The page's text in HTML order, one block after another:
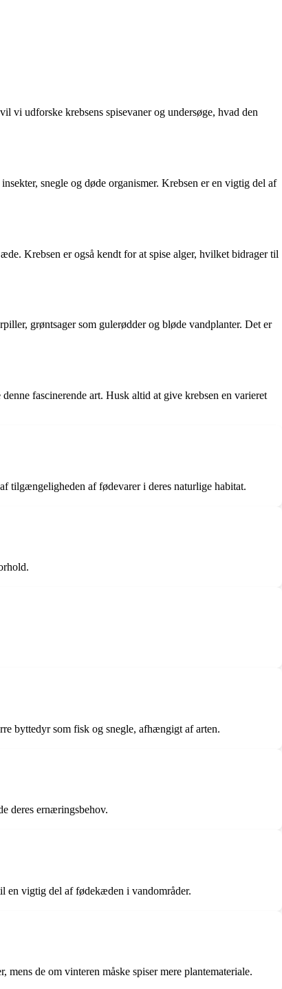
vi udforske krebsens spisevaner og undersøge, hvad den
snegle og døde organismer. Krebsen er en vigtig del af
Krebsen er også kendt for at spise alger, hvilket bidrager til
grøntsager som gulerødder og bløde vandplanter. Det er
fascinerende art. Husk altid at give krebsen en varieret
tilgængeligheden af ​​fødevarer i deres naturlige habitat.
byttedyr som fisk og snegle, afhængigt af arten.
deres ernæringsbehov.
en vigtig del af fødekæden i vandområder.
de om vinteren måske spiser mere plantemateriale.